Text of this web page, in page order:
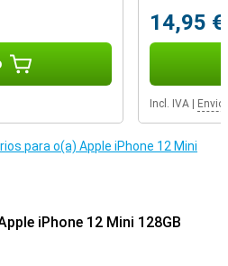
14,95 €
Incl. IVA
para o(a) Apple iPhone 12 Mini
iPhone 12 Mini 128GB